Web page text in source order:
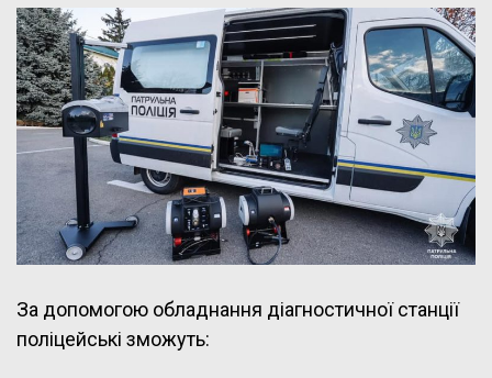
За допомогою обладнання діагностичної станції
поліцейські зможуть: